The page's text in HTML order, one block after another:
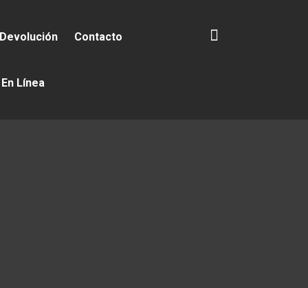
Contacto
Línea